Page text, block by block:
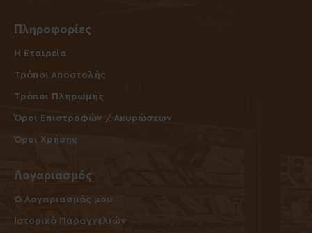
Πληροφορίες
Η Εταιρεία
Τρόποι Αποστολής
Τρόποι Πληρωμής
Όροι Επιστροφών / Ακυρώσεων
Όροι Χρήσης
Λογαριασμός
O Λογαριασμός μου
Ιστορικό Παραγγελιών